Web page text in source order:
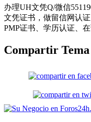
办理UH文凭Q/微信
文凭证书，做留信网认
PMP证书、学历认证、
Compartir Tema